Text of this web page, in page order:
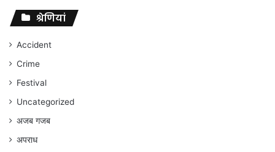
संघर्ष
जारी
रहेगा
अंकित
गौरहा
श्रेणियां
Accident
Crime
Festival
Uncategorized
अजब गजब
अपराध